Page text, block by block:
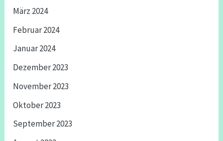
März 2024
Februar 2024
Januar 2024
Dezember 2023
November 2023
Oktober 2023
September 2023